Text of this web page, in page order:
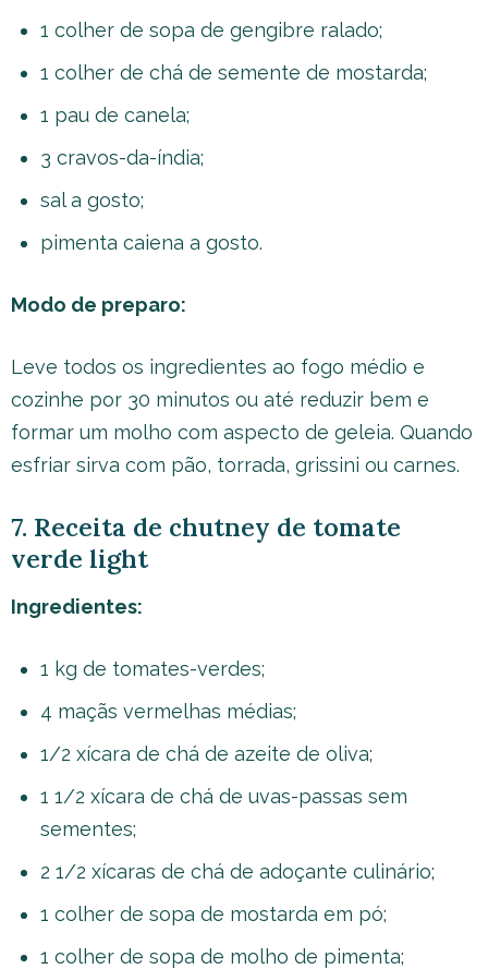
1 colher de sopa de gengibre ralado;
1 colher de chá de semente de mostarda;
1 pau de canela;
3 cravos-da-índia;
sal a gosto;
pimenta caiena a gosto.
Modo de preparo:
Leve todos os ingredientes ao fogo médio e
cozinhe por 30 minutos ou até reduzir bem e
formar um molho com aspecto de geleia. Quando
esfriar sirva com pão, torrada, grissini ou carnes.
7. Receita de chutney de tomate
verde light
Ingredientes:
1 kg de tomates-verdes;
4 maçãs vermelhas médias;
1/2 xícara de chá de azeite de oliva;
1 1/2 xícara de chá de uvas-passas sem
sementes;
2 1/2 xícaras de chá de adoçante culinário;
1 colher de sopa de mostarda em pó;
1 colher de sopa de molho de pimenta;